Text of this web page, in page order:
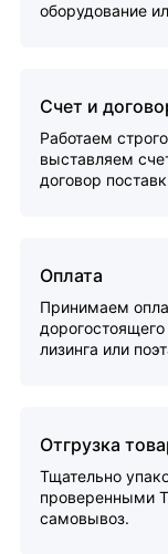
оборудование
Счет и
Работаем
выставляем
договор
Оплата
Принимаем
лизинга или
Отгрузка
Тщательно
проверенными
самовывоз.